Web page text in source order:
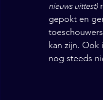
nieuws uittest)
gepokt en
kan zijn.
nog steeds